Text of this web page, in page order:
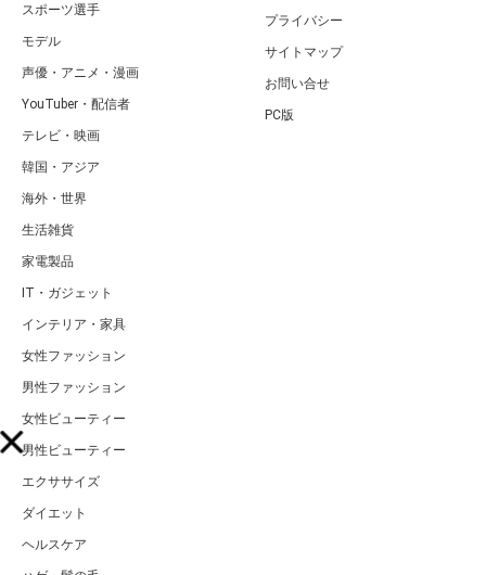
スポーツ選手
モデル
声優・アニメ・漫画
YouTuber・配信者
テレビ・映画
韓国・アジア
海外・世界
生活雑貨
家電製品
IT・ガジェット
インテリア・家具
女性ファッション
男性ファッション
女性ビューティー
男性ビューティー
エクササイズ
ダイエット
ヘルスケア
プライバシー
サイトマップ
お問い合せ
PC版